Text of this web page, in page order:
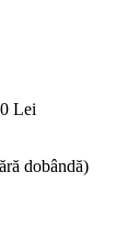
Lei
dobândă)